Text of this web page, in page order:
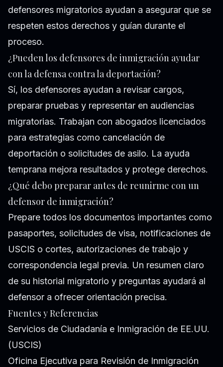
defensores migratorios ayudan a asegurar que se
respeten estos derechos y guían durante el
proceso.
¿Pueden los defensores de inmigración ayudar
con la defensa contra la deportación?
Sí, los defensores ayudan a revisar cargos,
preparar pruebas y representar en audiencias
migratorias. Trabajan con abogados licenciados
para estrategias como cancelación de
deportación o solicitudes de asilo. La ayuda
temprana mejora resultados y protege derechos.
¿Qué debo preparar antes de reunirme con un
defensor de inmigración?
Prepare todos los documentos importantes como
pasaportes, solicitudes de visa, notificaciones de
USCIS o cortes, autorizaciones de trabajo y
correspondencia legal previa. Un resumen claro
de su historial migratorio y preguntas ayudará al
defensor a ofrecer orientación precisa.
Fuentes y Referencias
Servicios de Ciudadanía e Inmigración de EE.UU.
(USCIS)
Oficina Ejecutiva para Revisión de Inmigración